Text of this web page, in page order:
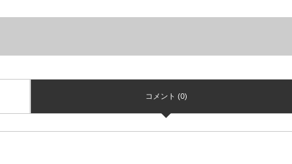
コメント (0)